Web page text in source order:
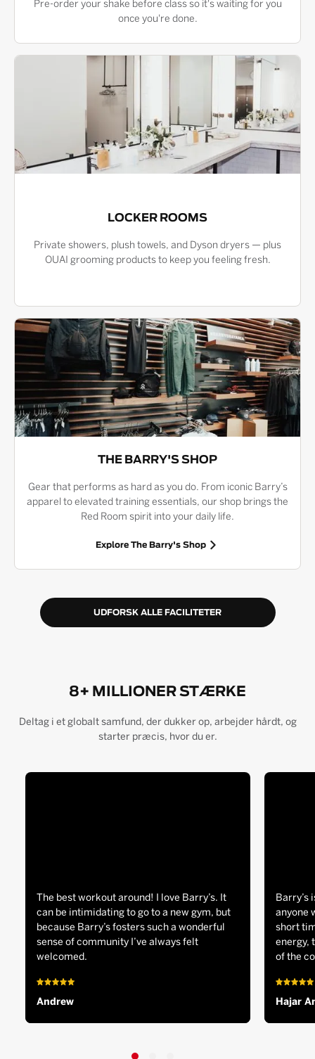
Pre-order your shake before class so it's waiting for you
once you're done.
LOCKER ROOMS
Private showers, plush towels, and Dyson dryers — plus
OUAI grooming products to keep you feeling fresh.
THE BARRY'S SHOP
Gear that performs as hard as you do. From iconic Barry’s
apparel to elevated training essentials, our shop brings the
Red Room spirit into your daily life.
Explore The Barry's Shop
UDFORSK ALLE FACILITETER
8+ MILLIONER STÆRKE
Deltag i et globalt samfund, der dukker op, arbejder hårdt, og
starter præcis, hvor du er.
The best workout around! I love Barry’s. It
can be intimidating to go to a new gym, but
because Barry’s fosters such a wonderful
sense of community I’ve always felt
welcomed.
Andrew
Barry’s
anyone
short
energy,
of the
Hajar